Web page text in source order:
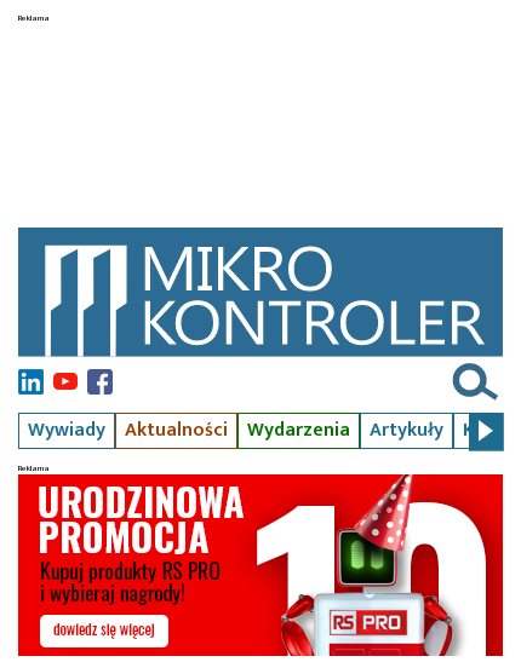
Wywiady Aktualności Wydarzenia Artykuły Kursy